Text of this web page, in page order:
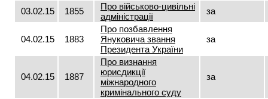
03.02.15 1855
Про військово-цивільні
адміністрації
за
04.02.15 1883
Про позбавлення
Януковича звання
Президента України
за
04.02.15 1887
Про визнання
юрисдикції
міжнародного
кримінального суду
за